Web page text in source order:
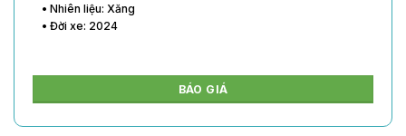
• Nhiên liệu: Xăng
• Đời xe: 2024
BÁO GIÁ